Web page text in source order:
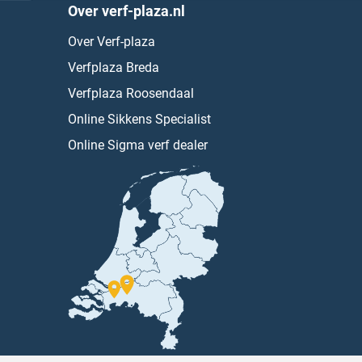
Over verf-plaza.nl
Over Verf-plaza
Verfplaza Breda
Verfplaza Roosendaal
Online Sikkens Specialist
Online Sigma verf dealer